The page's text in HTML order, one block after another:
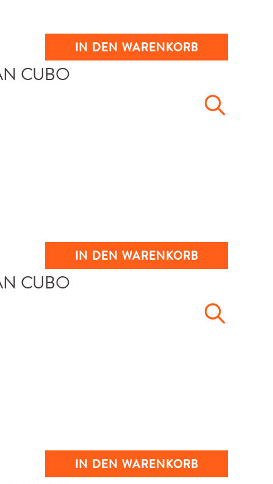
IN DEN WARENKORB
IN DEN WARENKORB
IN DEN WARENKORB